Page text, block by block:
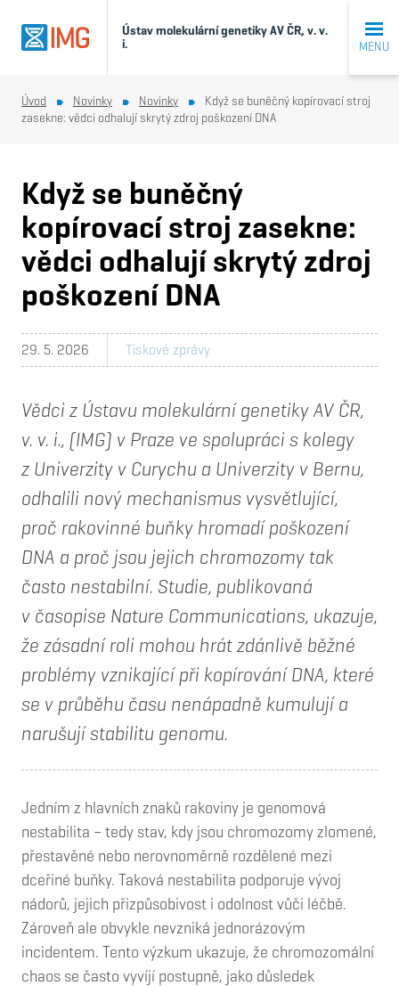
Ústav molekulární genetiky AV ČR, v. v.
i.
MENU
Úvod Novinky Novinky
Když se buněčný kopírovací stroj
zasekne: vědci odhalují skrytý zdroj poškození DNA
Když se buněčný
kopírovací stroj zasekne:
vědci odhalují skrytý zdroj
poškození DNA
29. 5. 2026 Tiskové zprávy
Vědci z Ústavu molekulární genetiky AV ČR,
v. v. i., (IMG) v Praze ve spolupráci s kolegy
z Univerzity v Curychu a Univerzity v Bernu,
odhalili nový mechanismus vysvětlující,
proč rakovinné buňky hromadí poškození
DNA a proč jsou jejich chromozomy tak
často nestabilní. Studie, publikovaná
v časopise Nature Communications, ukazuje,
že zásadní roli mohou hrát zdánlivě běžné
problémy vznikající při kopírování DNA, které
se v průběhu času nenápadně kumulují a
narušují stabilitu genomu.
Jedním z hlavních znaků rakoviny je genomová
nestabilita – tedy stav, kdy jsou chromozomy zlomené,
přestavěné nebo nerovnoměrně rozdělené mezi
dceřiné buňky. Taková nestabilita podporuje vývoj
nádorů, jejich přizpůsobivost i odolnost vůči léčbě.
Zároveň ale obvykle nevzniká jednorázovým
incidentem. Tento výzkum ukazuje, že chromozomální
chaos se často vyvíjí postupně, jako důsledek